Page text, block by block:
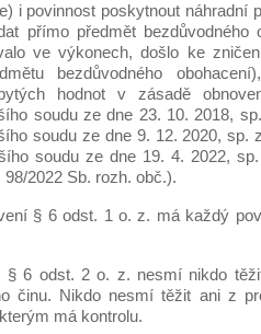
i povinnost poskytnout náhradní
přímo předmět bezdůvodného
ve výkonech, došlo ke
bezdůvodného
hodnot v zásadě
soudu ze dne 23. 10. 2018,
soudu ze dne 9. 12. 2020, sp.
soudu ze dne 19. 4. 2022,
2022 Sb. rozh. obč.).
§ 6 odst. 1 o. z. má každý
§ 6 odst. 2 o. z. nesmí nikdo
činu. Nikdo nesmí těžit ani z
má kontrolu.